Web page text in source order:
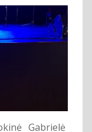
Gabrielė